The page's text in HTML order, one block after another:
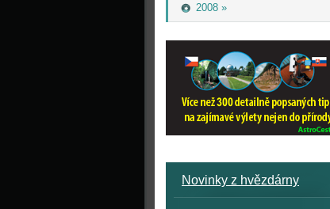
2008 »
Novinky z hvězdárny